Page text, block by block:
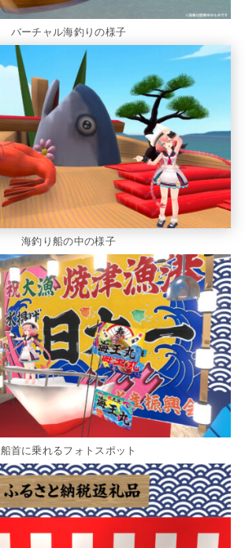
バーチャル海釣りの様子
海釣り船の中の様子
船首に乗れるフォトスポット